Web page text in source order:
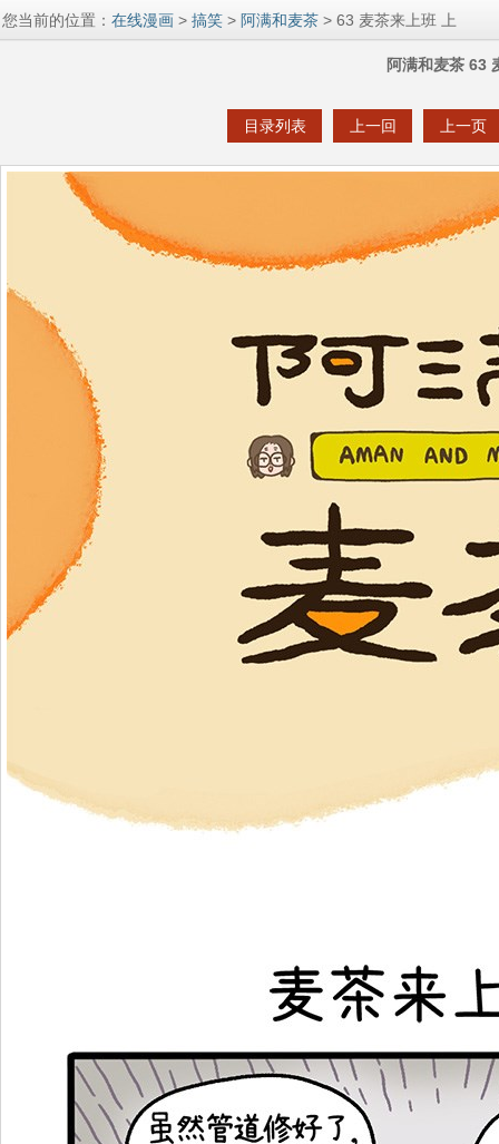
您当前的位置： 在线漫画 > 搞笑 > 阿满和麦茶 > 63 麦茶来上班 上
阿满和麦茶 63
目录列表 上一回 上一页